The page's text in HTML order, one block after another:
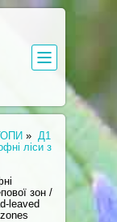
» Д1
ліси з
зон /
leaved